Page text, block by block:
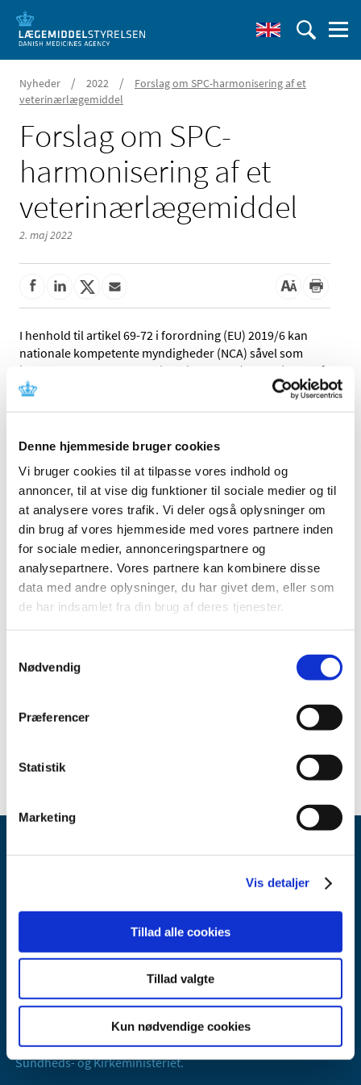
Denne hjemmeside bruger cookies
Vi bruger cookies til at tilpasse vores indhold og
annoncer, til at vise dig funktioner til sociale medier og til
at analysere vores trafik. Vi deler også oplysninger om
din brug af vores hjemmeside med vores partnere inden
for sociale medier, annonceringspartnere og
analysepartnere. Vores partnere kan kombinere disse
data med andre oplysninger, du har givet dem, eller som
de har indsamlet fra din brug af deres tjenester.
Nødvendig
Præferencer
Statistik
Marketing
Vis detaljer
Tillad alle cookies
Tillad valgte
Kun nødvendige cookies
Nyheder / 2022 /
Forslag om SPC-harmonisering af et
veterinærlægemiddel
Forslag om SPC-
harmonisering af et
veterinærlægemiddel
2. maj 2022
I henhold til artikel 69-72 i forordning (EU) 2019/6 kan
nationale kompetente myndigheder (NCA) såvel som
indehavere af markedsføringstilladelser (MAH'er) foreslå
SPC-harmonisering for et referenceveterinærlægemidel
skal årligt udarbejde en liste over RVMP'er, der skal indgå
referencemedlemsstat (RMS) for hvert RVMP.
Indehavere af markedsføringstilladelser kan foreslå SPC-
harmonisering for et referenceveterinærlægemiddel ved
at udfylde og indsendeanmodningsformulareninden
den 31. maj 2022. Mere information om SPC-
harmoniseringsproceduren kan findes påCMDv's
hjemmeside.
Spørgsmål vedrørende anmodningsformularen eller
SPC-harmoniseringsproceduren kan stilles tilCMDv-
Medicin til dyr
Axel Heides Gade 1
Email:dkma@dkma.dk
Lægemiddelstyrelsen er en del af
Sundheds- og Kirkeministeriet.